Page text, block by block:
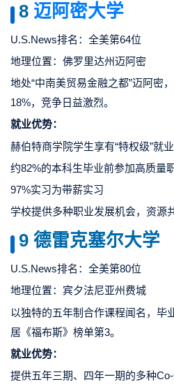
8 迈阿密大学
U.S.News排名：全美第64位
地理位置：佛罗里达州迈阿密
地处“中南美贸易金融之都”迈阿密
18%，竞争日益激烈。
就业优势：
赫伯特商学院学生享有“特权级”就
约82%的本科生毕业前参加高质量
97%实习为带薪实习
学校提供多种职业发展机会，资源
9 德雷克塞尔大学
U.S.News排名：全美第80位
地理位置：宾夕法尼亚州费城
以独特的五年制合作课程闻名，毕
居《福布斯》榜单第3。
就业优势：
提供五年三期、四年一期的多种